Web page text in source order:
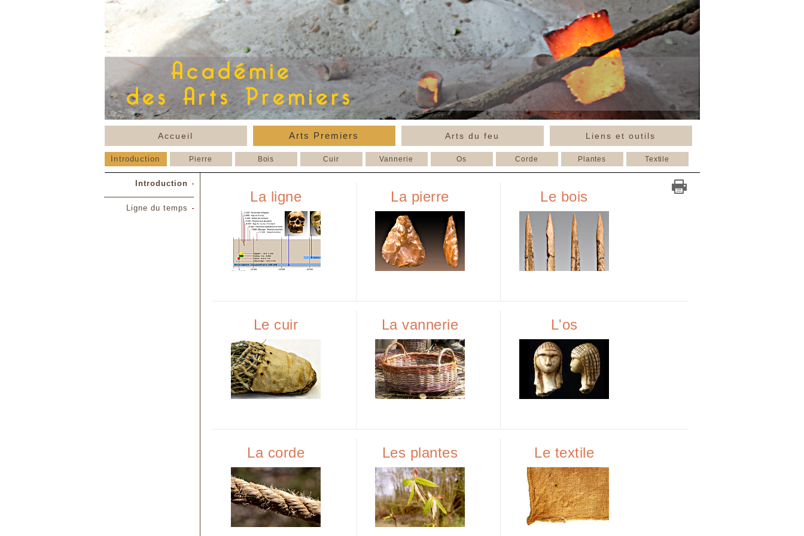
Accueil Arts Premiers Arts du feu Liens et outils
Introduction Pierre Bois Cuir Vannerie Os Corde Plantes Textile
Introduction
Ligne du temps
La ligne La pierre Le bois
Le cuir La vannerie L'os
La corde Les plantes Le textile